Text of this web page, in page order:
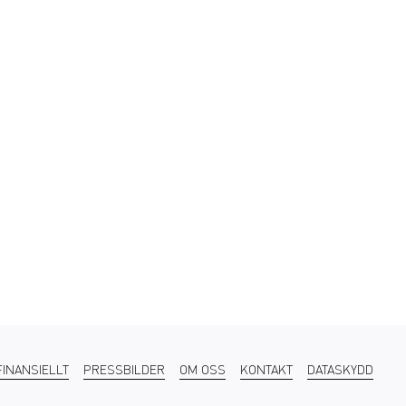
PRESSBILDER OM OSS KONTAKT DATASKYDD